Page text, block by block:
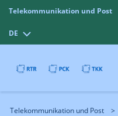
Telekommunikation und Post
DE
Telekommunikation und Post